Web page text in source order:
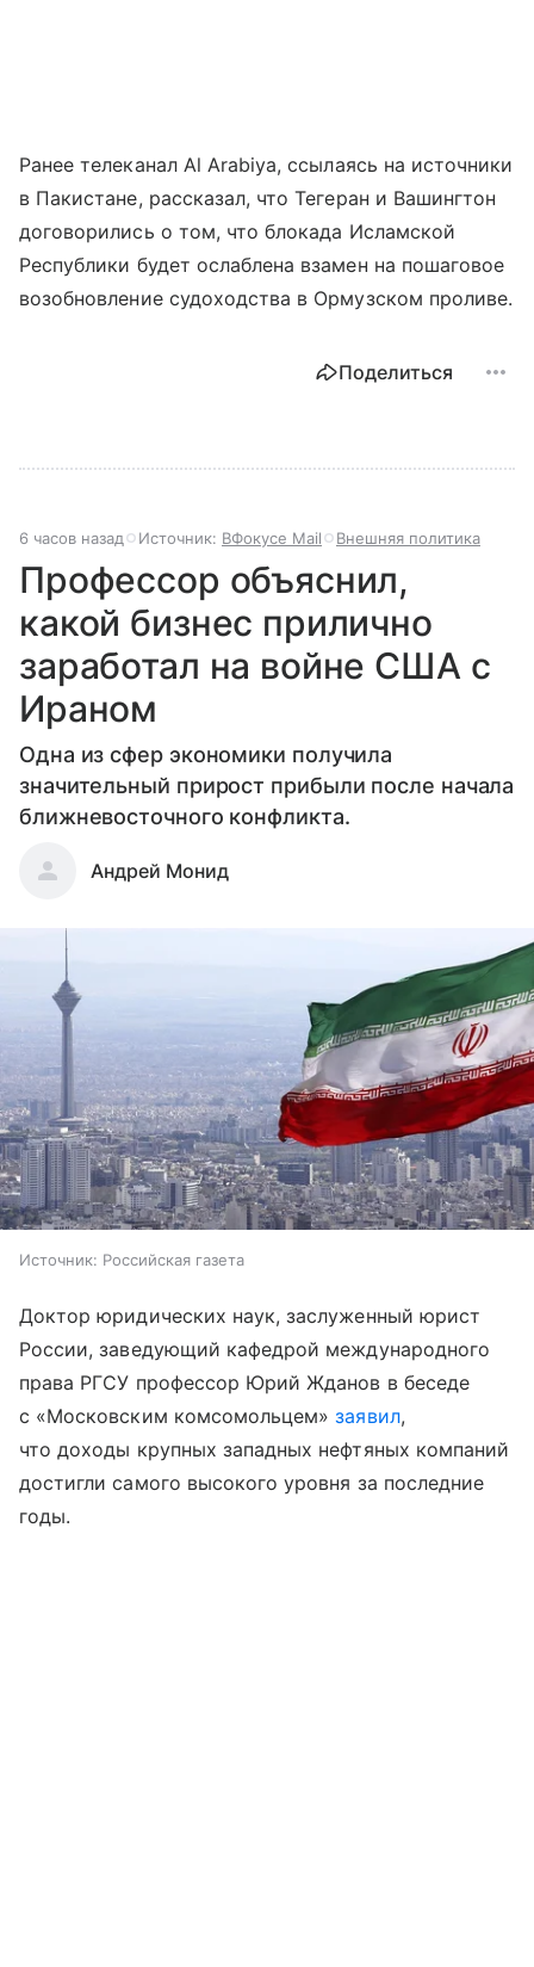
Ранее телеканал Al Arabiya, ссылаясь на источники
в Пакистане, рассказал, что Тегеран и Вашингтон
договорились о том, что блокада Исламской
Республики будет ослаблена взамен на пошаговое
возобновление судоходства в Ормузском проливе.
Поделиться
6 часов назад Источник: ВФокусе Mail Внешняя политика
Профессор объяснил,
какой бизнес прилично
заработал на войне США с
Ираном
Одна из сфер экономики получила
значительный прирост прибыли после начала
ближневосточного конфликта.
Андрей Монид
Источник: Российская газета
Доктор юридических наук, заслуженный юрист
России, заведующий кафедрой международного
права РГСУ профессор Юрий Жданов в беседе
с «Московским комсомольцем»заявил,
что доходы крупных западных нефтяных компаний
достигли самого высокого уровня за последние
годы.